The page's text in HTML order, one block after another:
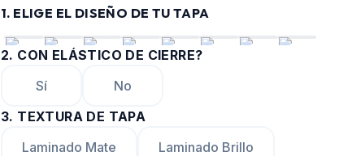
1. ELIGE EL DISEÑO DE TU TAPA
2. CON ELÁSTICO DE CIERRE?
Sí
No
3. TEXTURA DE TAPA
Laminado Mate
Laminado Brillo